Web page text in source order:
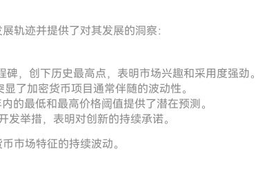
轨迹并提供了对其发展的洞察：
碑，创下历史最高点，表明市场兴趣和采用度强劲。
了加密货币项目通常伴随的波动性。
的最低和最高价格阈值提供了潜在预测。
发举措，表明对创新的持续承诺。
市场特征的持续波动。